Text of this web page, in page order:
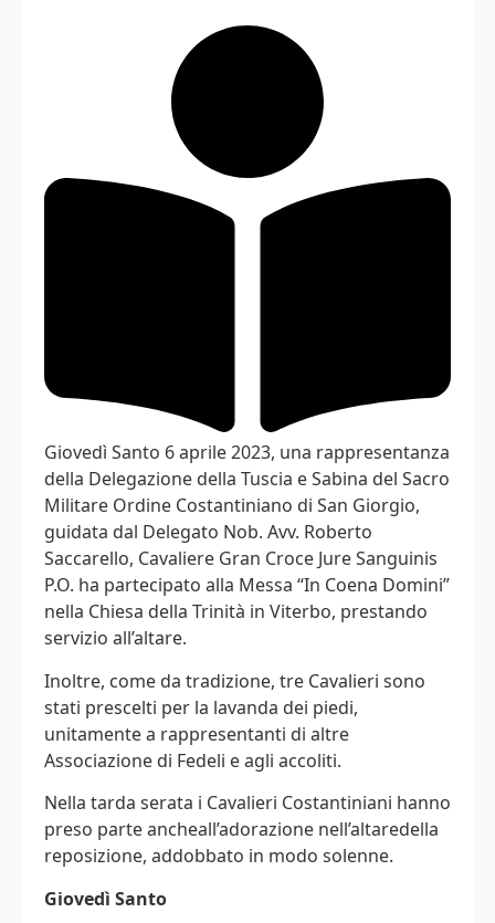
Giovedì Santo 6 aprile 2023, una rappresentanza
della Delegazione della Tuscia e Sabina del Sacro
Militare Ordine Costantiniano di San Giorgio,
guidata dal Delegato Nob. Avv. Roberto
Saccarello, Cavaliere Gran Croce Jure Sanguinis
P.O. ha partecipato alla Messa “In Coena Domini”
nella Chiesa della Trinità in Viterbo, prestando
servizio all’altare.
Inoltre, come da tradizione, tre Cavalieri sono
stati prescelti per la lavanda dei piedi,
unitamente a rappresentanti di altre
Associazione di Fedeli e agli accoliti.
Nella tarda serata i Cavalieri Costantiniani hanno
preso parte ancheall’adorazione nell’altaredella
reposizione, addobbato in modo solenne.
Giovedì Santo